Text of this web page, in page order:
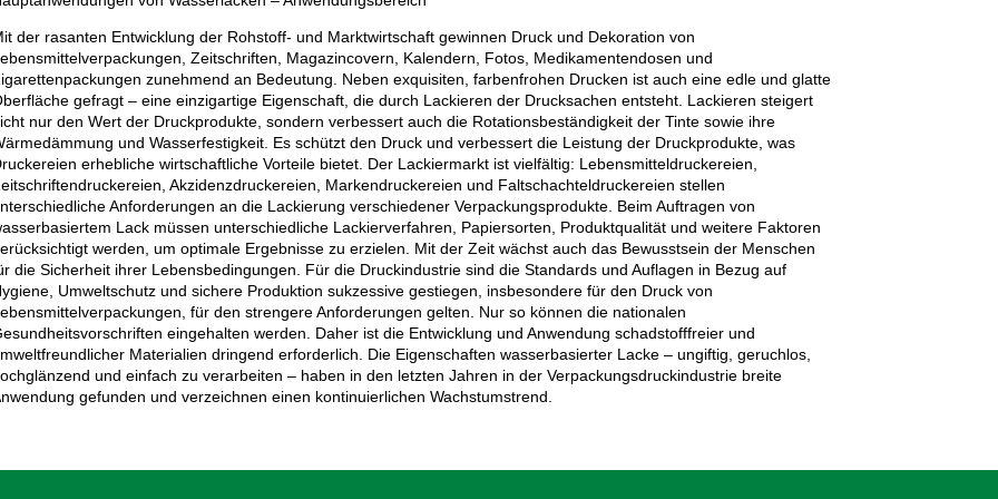
der rasanten Entwicklung der Rohstoff- und Marktwirtschaft gewinnen Druck und Dekoration von
Zeitschriften, Magazincovern, Kalendern, Fotos, Medikamentendosen und
zunehmend an Bedeutung. Neben exquisiten, farbenfrohen Drucken ist auch eine edle und glatte
gefragt – eine einzigartige Eigenschaft, die durch Lackieren der Drucksachen entsteht. Lackieren steigert
nur den Wert der Druckprodukte, sondern verbessert auch die Rotationsbeständigkeit der Tinte sowie ihre
und Wasserfestigkeit. Es schützt den Druck und verbessert die Leistung der Druckprodukte, was
erhebliche wirtschaftliche Vorteile bietet. Der Lackiermarkt ist vielfältig: Lebensmitteldruckereien,
Akzidenzdruckereien, Markendruckereien und Faltschachteldruckereien stellen
Anforderungen an die Lackierung verschiedener Verpackungsprodukte. Beim Auftragen von
Lack müssen unterschiedliche Lackierverfahren, Papiersorten, Produktqualität und weitere Faktoren
werden, um optimale Ergebnisse zu erzielen. Mit der Zeit wächst auch das Bewusstsein der Menschen
die Sicherheit ihrer Lebensbedingungen. Für die Druckindustrie sind die Standards und Auflagen in Bezug auf
Umweltschutz und sichere Produktion sukzessive gestiegen, insbesondere für den Druck von
für den strengere Anforderungen gelten. Nur so können die nationalen
eingehalten werden. Daher ist die Entwicklung und Anwendung schadstofffreier und
Materialien dringend erforderlich. Die Eigenschaften wasserbasierter Lacke – ungiftig, geruchlos,
und einfach zu verarbeiten – haben in den letzten Jahren in der Verpackungsdruckindustrie breite
gefunden und verzeichnen einen kontinuierlichen Wachstumstrend.